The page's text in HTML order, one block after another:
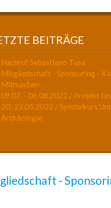
BEITRÄGE
Nachruf Sebastiano Tusa
Mitgliedschaft - Sponsoring -
Mitmachen
09.07. - 06.08.2022 / Projekt
20.-22.05.2022 / Spezialkurs
Archäologie
-